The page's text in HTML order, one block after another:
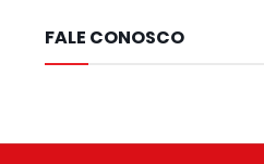
FALE CONOSCO